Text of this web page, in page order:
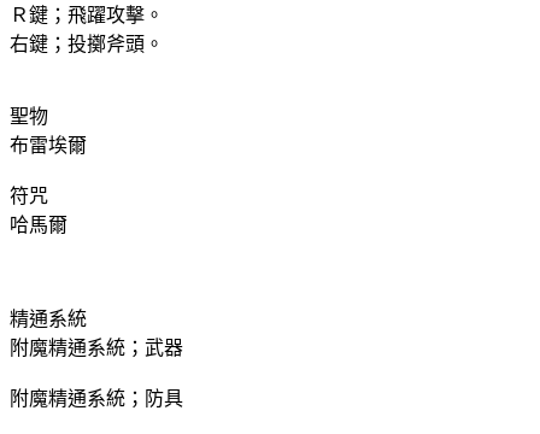
Ｒ鍵；飛躍攻擊。
右鍵；投擲斧頭。
聖物
布雷埃爾
符咒
哈馬爾
精通系統
附魔精通系統；武器
附魔精通系統；防具